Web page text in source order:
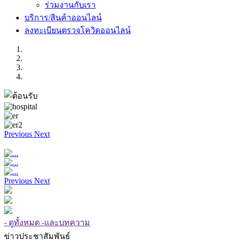
ร่วมงานกับเรา
บริการ/สินค้าออนไลน์
ลงทะเบียนตรวจโควิดออนไลน์
Previous Next
Previous Next
- ดูทั้งหมด -และบทความ
ข่าวประชาสัมพันธ์